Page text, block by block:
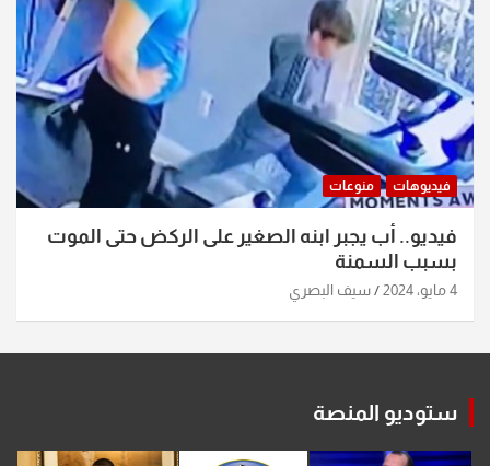
فيديوهات منوعات
فيديو.. أب يجبر ابنه الصغير على الركض حتى الموت
بسبب السمنة
4 مايو، 2024 سيف البصري
ستوديو المنصة